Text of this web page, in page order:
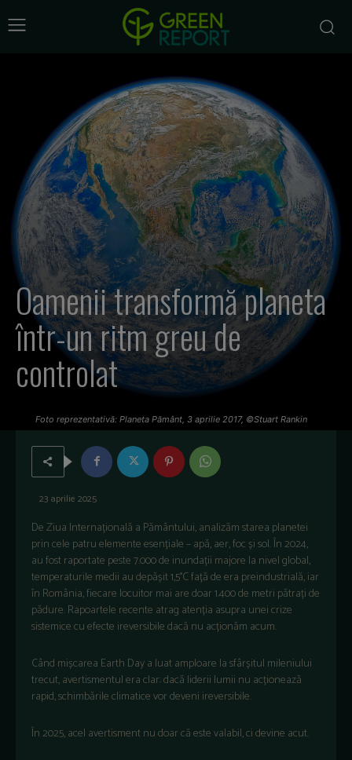
Oamenii transformă planeta
într-un ritm greu de
controlat
Foto reprezentativă: Planeta Pământ, 3 aprilie 2017, ©Stuart Rankin
23 aprilie 2025
De Ziua Internațională a Pământului, analizăm starea planetei
prin cele patru elemente esențiale – apă, aer, foc și sol. În 2024,
au fost raportate peste 7.000 de inundații majore la nivel global,
temperaturile medii au depășit 1,5°C față de era preindustrială, iar
în România, fiecare locuitor mai are doar 1.400 de metri pătrați de
pădure. Rapoartele recente atrag atenția asupra unei crize
sistemice cu efecte ireversibile dacă nu acționăm acum.
Când mișcarea Earth Day a luat amploare la sfârșitul mileniului
trecut, avertismentul era clar: dacă liderii lumii nu acționează
rapid, schimbările climatice vor deveni ireversibile.
În 2025, acel avertisment nu doar că este valabil, ci devine acut.